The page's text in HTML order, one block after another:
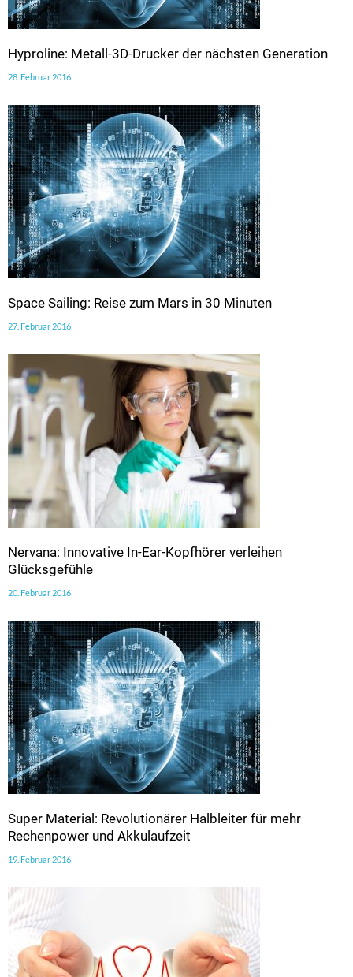
Hyproline: Metall-3D-Drucker der nächsten Generation
28. Februar 2016
Space Sailing: Reise zum Mars in 30 Minuten
27. Februar 2016
Nervana: Innovative In-Ear-Kopfhörer verleihen
Glücksgefühle
20. Februar 2016
Super Material: Revolutionärer Halbleiter für mehr
Rechenpower und Akkulaufzeit
19. Februar 2016